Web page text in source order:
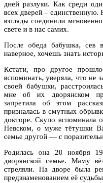
дней разлуки. Как среди
всех дверей – единственную.
взгляды соединили
свете и в нас самих.
После обеда бабушка, сев
наверное, хочешь знать
Кстати, про другое
вспоминать, уверяла, что не
своей бабушки,
мне об их дворянском
запретила об этом
призналась в смутных
докторе. Скупо вспоминала
Невском, о муже тётушки
семье другой — с
Родилась она 20 ноября
дворянской семье. Маму
стреляли. На дворе была
предзнаменованием её